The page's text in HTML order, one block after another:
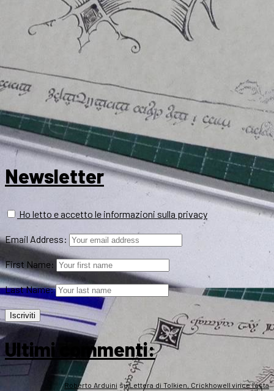
Newsletter
Ho letto e accetto le informazioni sulla privacy
Email Address:
First Name:
Last Name:
Ultimi commenti:
Roberto Arduini suLettera di Tolkien, Crickhowell vince l’asta